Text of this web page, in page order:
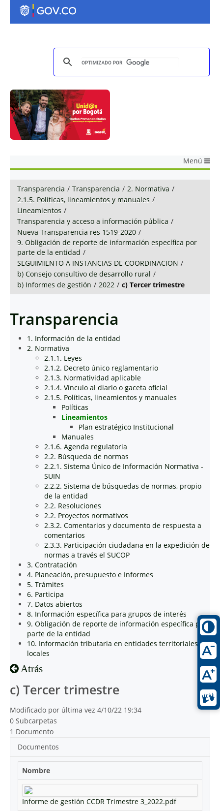
Menú
Transparencia / Transparencia / 2. Normativa /
2.1.5. Políticas, lineamientos y manuales /
Lineamientos /
Transparencia y acceso a información pública /
Nueva Transparencia res 1519-2020 /
9. Obligación de reporte de información específica por
parte de la entidad /
SEGUIMIENTO A INSTANCIAS DE COORDINACION /
b) Consejo consultivo de desarrollo rural /
b) Informes de gestión / 2022 / c) Tercer trimestre
Transparencia
1. Información de la entidad
2. Normativa
2.1.1. Leyes
2.1.2. Decreto único reglamentario
2.1.3. Normatividad aplicable
2.1.4. Vínculo al diario o gaceta oficial
2.1.5. Políticas, lineamientos y manuales
Políticas
Lineamientos
Plan estratégico Institucional
Manuales
2.1.6. Agenda regulatoria
2.2. Búsqueda de normas
2.2.1. Sistema Único de Información Normativa -
SUIN
2.2.2. Sistema de búsquedas de normas, propio
de la entidad
2.2. Resoluciones
2.2. Proyectos normativos
2.3.2. Comentarios y documento de respuesta a
comentarios
2.3.3. Participación ciudadana en la expedición de
normas a través el SUCOP
3. Contratación
4. Planeación, presupuesto e Informes
5. Trámites
6. Participa
7. Datos abiertos
8. Información específica para grupos de interés
9. Obligación de reporte de información específica por
parte de la entidad
10. Información tributaria en entidades territoriales
locales
Atrás
c) Tercer trimestre
Modificado por última vez 4/10/22 19:34
0 Subcarpetas
1 Documento
Documentos
Nombre
Informe de gestión CCDR Trimestre 3_2022.pdf